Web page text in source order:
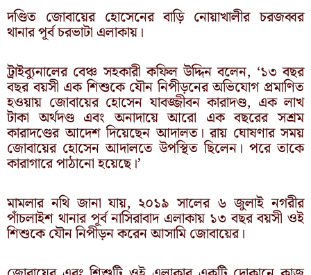
দণ্ডিত জোবায়ের হোসেনের বাড়ি নোয়াখালীর চরজব্বর
থানার পূর্ব চরভাটা এলাকায়।
ট্রাইব্যুনালের বেঞ্চ সহকারী কফিল উদ্দিন বলেন, ‘১৩ বছর
বছর বয়সী এক শিশুকে যৌন নিপীড়নের অভিযোগ প্রমাণিত
হওয়ায় জোবায়ের হোসেন যাবজ্জীবন কারাদণ্ড, এক লাখ
টাকা অর্থদণ্ড এবং অনাদায়ে আরো এক বছরের সশ্রম
কারাদণ্ডের আদেশ দিয়েছেন আদালত। রায় ঘোষণার সময়
জোবায়ের হোসেন আদালতে উপস্থিত ছিলেন। পরে তাকে
কারাগারে পাঠানো হয়েছে।’
মামলার নথি জানা যায়, ২০১৯ সালের ৬ জুলাই নগরীর
পাঁচলাইশ থানার পূর্ব নাসিরাবাদ এলাকায় ১৩ বছর বয়সী ওই
শিশুকে যৌন নিপীড়ন করেন আসামি জোবায়ের।